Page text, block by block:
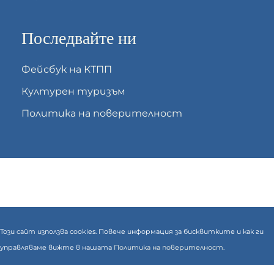
Последвайте ни
Фейсбук на КТПП
Културен туризъм
Политика на поверителност
Този сайт използва cookies. Повече информация за бисквитките и как ги
управляваме вижте в нашата Политика на поверителност.